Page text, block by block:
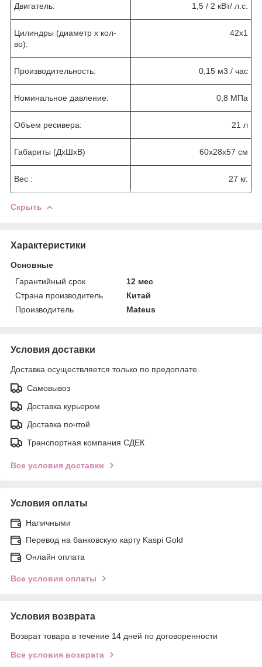
Двигатель: 1,5 / 2 кВт/ л.с.
Цилиндры (диаметр х кол-
во):
42х1
Производительность: 0,15 м3 / час
Номинальное давление: 0,8 МПа
Объем ресивера: 21 л
Габариты (ДхШхВ) 60х28х57 см
Вес : 27 кг.
Скрыть
Характеристики
Основные
Гарантийный срок
12 мес
Страна производитель
Китай
Производитель
Mateus
Условия доставки
Доставка осуществляется только по предоплате.
Самовывоз
Доставка курьером
Доставка почтой
Транспортная компания СДЕК
Все условия доставки
Условия оплаты
Наличными
Перевод на банковскую карту Kaspi Gold
Онлайн оплата
Все условия оплаты
Условия возврата
Возврат товара в течение 14 дней по договоренности
Все условия возврата